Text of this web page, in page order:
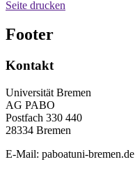
Seite drucken
Footer
Kontakt
Universität Bremen
AG PABO
Postfach 330 440
28334 Bremen
E-Mail: paboatuni-bremen.de